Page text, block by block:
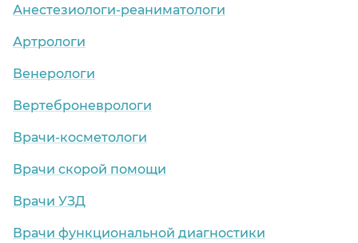
Анестезиологи-реаниматологи
Артрологи
Венерологи
Вертеброневрологи
Врачи-косметологи
Врачи скорой помощи
Врачи УЗД
Врачи функциональной диагностики